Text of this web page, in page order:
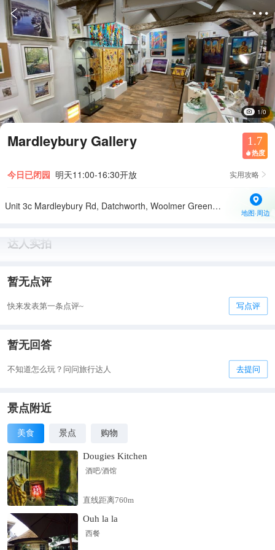
 
1/0
Mardleybury Gallery 1.7
 热度
今日已闭园 明天11:00-16:30开放 实用攻略 
Unit 3c Mardleybury Rd, Datchworth, Woolmer Green, Knebworth SG3 6SG英国
地图·周边
达人实拍
暂无点评
快来发表第一条点评~ 写点评
暂无回答
不知道怎么玩？问问旅行达人 去提问
景点附近
美食 景点 购物
Dougies Kitchen
酒吧/酒馆
直线距离760m
Ouh la la
西餐